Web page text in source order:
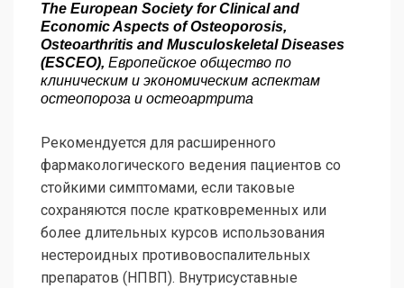
The European Society for Clinical and
Economic Aspects of Osteoporosis,
Osteoarthritis and Musculoskeletal Diseases
(ESCEO), Европейское общество по
клиническим и экономическим аспектам
остеопороза и остеоартрита
Рекомендуется для расширенного
фармакологического ведения пациентов со
стойкими симптомами, если таковые
сохраняются после кратковременных или
более длительных курсов использования
нестероидных противовоспалительных
препаратов (НПВП). Внутрисуставные